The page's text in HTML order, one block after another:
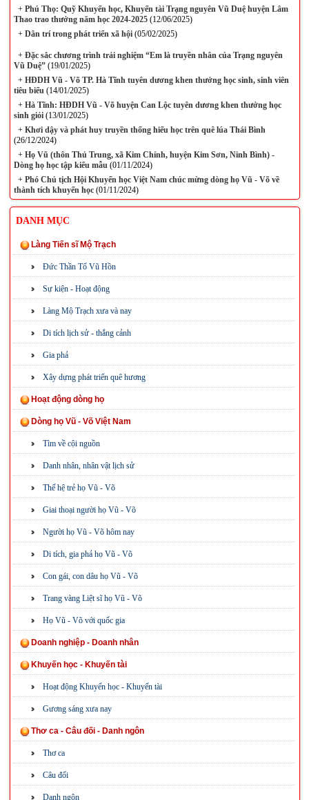
+Phú Thọ: Quỹ Khuyến học, Khuyến tài Trạng nguyên Vũ Duệ huyện Lâm
Thao trao thưởng năm học 2024-2025(12/06/2025)
+Dân trí trong phát triển xã hội(05/02/2025)
+Đặc sắc chương trình trải nghiệm “Em là truyền nhân của Trạng nguyên
Vũ Duệ”(19/01/2025)
+HĐDH Vũ - Võ TP. Hà Tĩnh tuyên dương khen thưởng học sinh, sinh viên
tiêu biểu(14/01/2025)
+Hà Tĩnh: HĐDH Vũ - Võ huyện Can Lộc tuyên dương khen thưởng học
sinh giỏi(13/01/2025)
+Khơi dậy và phát huy truyền thống hiếu học trên quê lúa Thái Bình
(26/12/2024)
+Họ Vũ (thôn Thủ Trung, xã Kim Chính, huyện Kim Sơn, Ninh Bình) -
Dòng họ học tập kiểu mẫu(01/11/2024)
+Phó Chủ tịch Hội Khuyến học Việt Nam chúc mừng dòng họ Vũ - Võ về
thành tích khuyến học(01/11/2024)
DANH MỤC
Làng Tiến sĩ Mộ Trạch
Đức Thần Tổ Vũ Hồn
Sự kiện - Hoạt động
Làng Mộ Trạch xưa và nay
Di tích lịch sử - thắng cảnh
Gia phả
Xây dựng phát triển quê hương
Hoạt động dòng họ
Dòng họ Vũ - Võ Việt Nam
Tìm về cội nguồn
Danh nhân, nhân vật lịch sử
Thế hệ trẻ họ Vũ - Võ
Giai thoại người họ Vũ - Võ
Người họ Vũ - Võ hôm nay
Di tích, gia phả họ Vũ - Võ
Con gái, con dâu họ Vũ - Võ
Trang vàng Liệt sĩ họ Vũ - Võ
Họ Vũ - Võ với quốc gia
Doanh nghiệp - Doanh nhân
Khuyến học - Khuyến tài
Hoạt động Khuyến học - Khuyến tài
Gương sáng xưa nay
Thơ ca - Câu đối - Danh ngôn
Thơ ca
Câu đối
Danh ngôn